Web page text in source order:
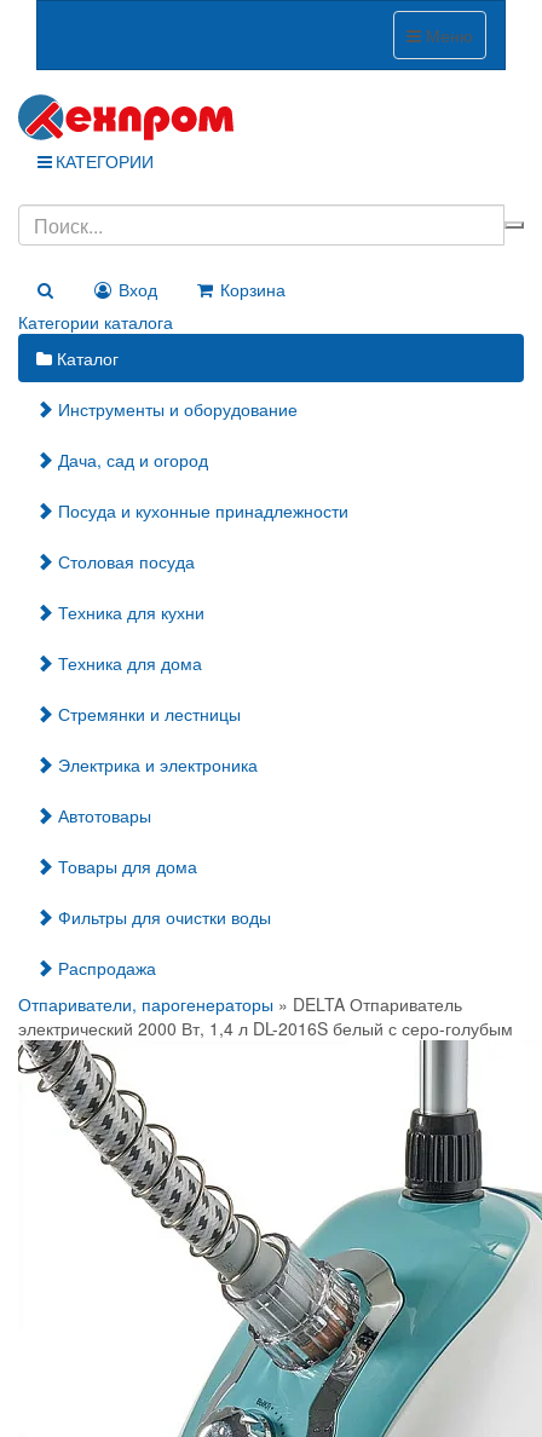
Меню
КАТЕГОРИИ
Вход
Корзина
Категории каталога
Каталог
Инструменты и оборудование
Дача, сад и огород
Посуда и кухонные принадлежности
Столовая посуда
Техника для кухни
Техника для дома
Стремянки и лестницы
Электрика и электроника
Автотовары
Товары для дома
Фильтры для очистки воды
Распродажа
Отпариватели, парогенераторы » DELTA Отпариватель
электрический 2000 Вт, 1,4 л DL-2016S белый с серо-голубым